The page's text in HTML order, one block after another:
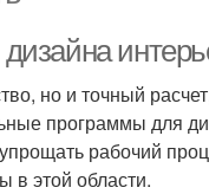
но и точный
программы для
рабочий
в этой области.